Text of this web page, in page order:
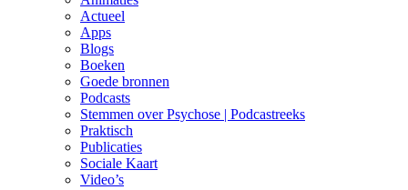
Actueel
Apps
Blogs
Boeken
Goede bronnen
Podcasts
Stemmen over Psychose | Podcastreeks
Praktisch
Publicaties
Sociale Kaart
Video’s